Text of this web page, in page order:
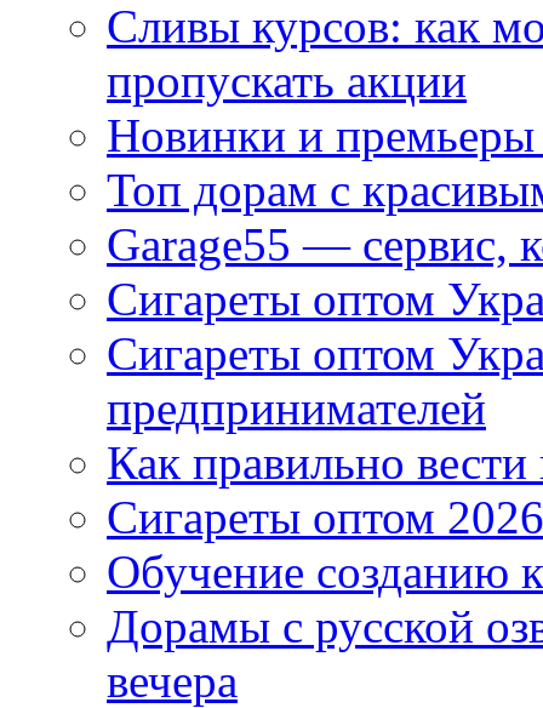
Сливы курсов: как
пропускать акции
Новинки и
Топ дорам с
Garage55 — сервис,
Сигареты оптом
Сигареты оптом
предпринимателей
Как правильно
Сигареты оптом
Обучение созданию
Дорамы с русской
вечера